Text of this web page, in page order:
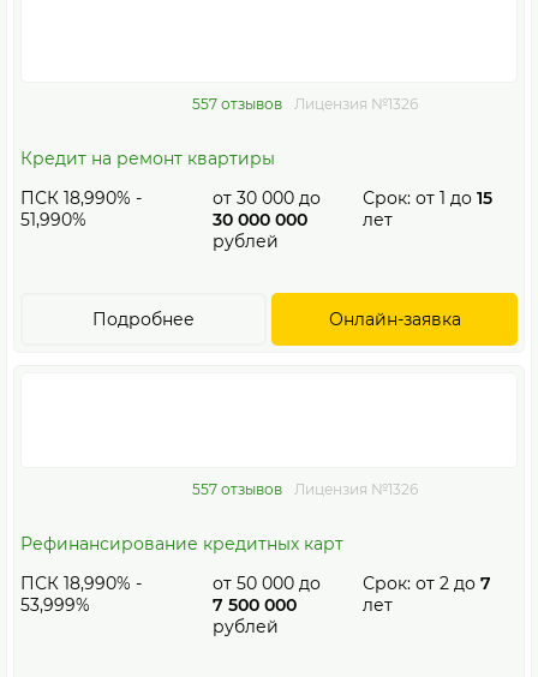
557 отзывов Лицензия №1326
Кредит на ремонт квартиры
ПСК 18,990% -
51,990%
от 30 000 до
30 000 000
рублей
Срок: от 1 до 15
лет
Онлайн-заявка
Подробнее
557 отзывов Лицензия №1326
Рефинансирование кредитных карт
ПСК 18,990% -
53,999%
от 50 000 до
7 500 000
рублей
Срок: от 2до 7
лет